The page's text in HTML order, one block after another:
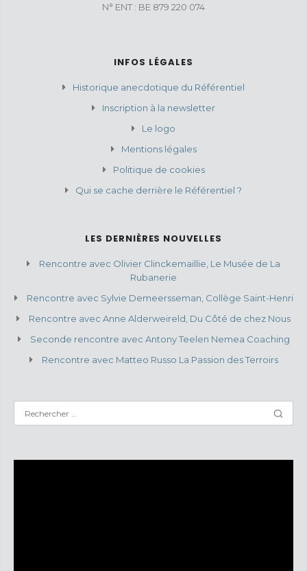
N° ENT : BE 879 220 074
INFOS LÉGALES
Historique anecdotique du Référentiel
Inscription à la newsletter
Le logo
Mentions légales
Politique de cookies
Qui se cache derrière le Référentiel ?
LES DERNIÈRES NOUVELLES
Rencontre avec Olivier Clinckemaillie, Le Musée de La
Rubanerie
Rencontre avec Sylvie Demeersseman, Collège Saint-Henri
Rencontre avec Anne Alderweireld, Du Côté de chez Nous
Seconde rencontre avec Antony Teelen Nemea Coaching
Rencontre avec Matteo Russo La Passion des Terroirs